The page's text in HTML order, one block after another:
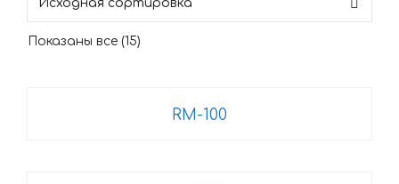
Показаны все (15)
RM-100